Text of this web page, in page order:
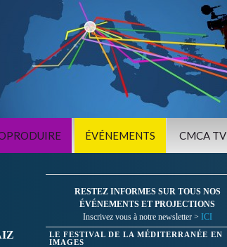
ÉVÉNEMENTS CMCA TV
RESTEZ INFORMES SUR TOUS NOS
ÉVÉNEMENTS ET PROJECTIONS
Inscrivez vous à notre newsletter > ICI
LE FESTIVAL DE LA MÉDITERRANÉE EN
IMAGES